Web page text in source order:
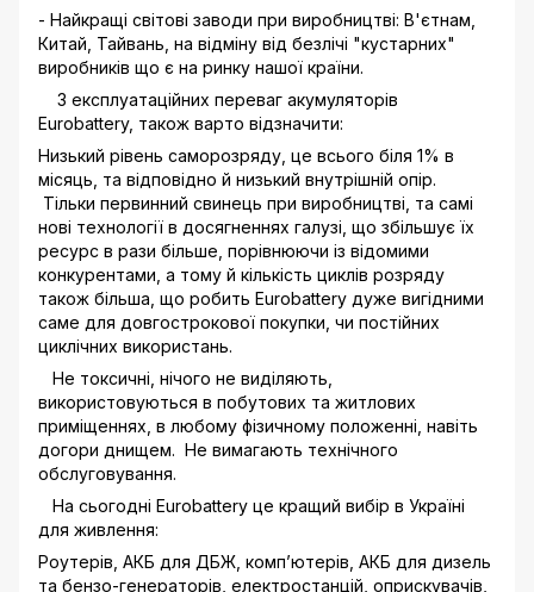
- Найкращі світові заводи при виробництві: В'єтнам,
Китай, Тайвань, на відміну від безлічі "кустарних"
виробників що є на ринку нашої країни.
З експлуатаційних переваг акумуляторів
Eurobattery, також варто відзначити:
Низький рівень саморозряду, це всього біля 1% в
місяць, та відповідно й низький внутрішній опір.
Тільки первинний свинець при виробництві, та самі
нові технології в досягненнях галузі, що збільшує їх
ресурс в рази більше, порівнюючи із відомими
конкурентами, а тому й кількість циклів розряду
також більша, що робить Eurobattery дуже вигідними
саме для довгострокової покупки, чи постійних
циклічних використань.
Не токсичні, нічого не виділяють,
використовуються в побутових та житлових
приміщеннях, в любому фізичному положенні, навіть
догори днищем. Не вимагають технічного
обслуговування.
На сьогодні Eurobattery це кращий вибір в Україні
для живлення:
Роутерів, АКБ для ДБЖ, комп’ютерів, АКБ для дизель
та бензо-генераторів, електростанцій, оприскувачів,